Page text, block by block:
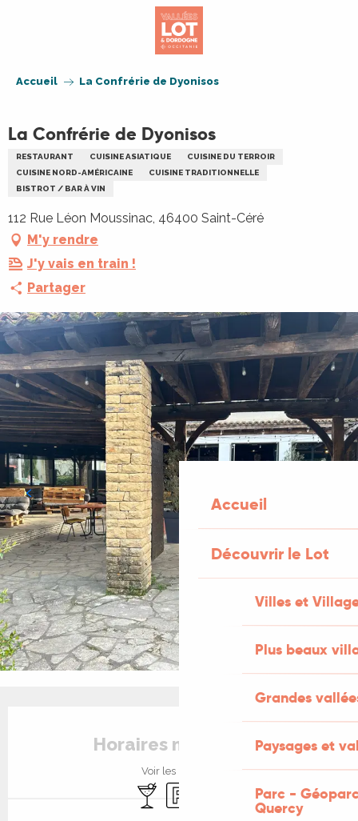
Accueil
Découvrir le Lot
Villes et
Plus beaux
Grandes
Paysages et
Parc -
Quercy
Accueil La Confrérie de Dyonisos
La Confrérie de Dyonisos
RESTAURANT CUISINE ASIATIQUE
CUISINE DU TERROIR
CUISINE NORD-AMÉRICAINE
CUISINE TRADITIONNELLE
BISTROT / BAR À VIN
112 Rue Léon Moussinac, 46400 Saint-Céré
M'y rendre
J'y vais en train !
Partager
Ouverture et coordonnées
Horaires non définis
Voir les horaires
Bar / Buvette
Parking Animaux acceptés